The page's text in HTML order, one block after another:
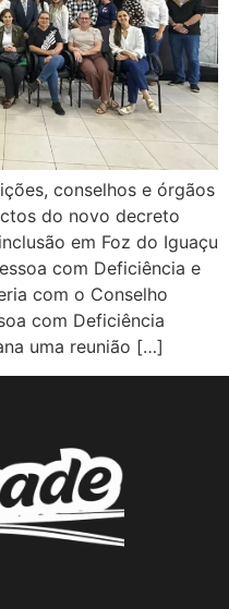
conselhos e órgãos
do novo decreto
em Foz do Iguaçu
com Deficiência e
com o Conselho
com Deficiência
uma reunião […]